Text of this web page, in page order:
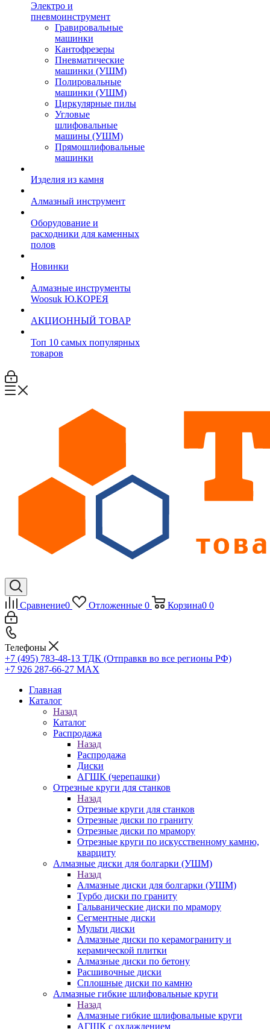
Электро и
пневмоинструмент
Гравировальные
машинки
Кантофрезеры
Пневматические
машинки (УШМ)
Полировальные
машинки (УШМ)
Циркулярные пилы
Угловые
шлифовальные
машины (УШМ)
Прямошлифовальные
машинки
Изделия из камня
Алмазный инструмент
Оборудование и
расходники для каменных
полов
Новинки
Алмазные инструменты
Woosuk Ю.КОРЕЯ
АКЦИОННЫЙ ТОВАР
Топ 10 самых популярных
товаров
Сравнение0 Отложенные 0 Корзина0 0
Телефоны
+7 (495) 783-48-13 ТДК (Отправкв во все регионы РФ)
+7 926 287-66-27 МАХ
Главная
Каталог
Назад
Каталог
Распродажа
Назад
Распродажа
Диски
АГШК (черепашки)
Отрезные круги для станков
Назад
Отрезные круги для станков
Отрезные диски по граниту
Отрезные диски по мрамору
Отрезные круги по искусственному камню,
кварциту
Алмазные диски для болгарки (УШМ)
Назад
Алмазные диски для болгарки (УШМ)
Турбо диски по граниту
Гальванические диски по мрамору
Сегментные диски
Мульти диски
Алмазные диски по керамограниту и
керамической плитки
Алмазные диски по бетону
Расшивочные диски
Сплошные диски по камню
Алмазные гибкие шлифовальные круги
Назад
Алмазные гибкие шлифовальные круги
АГШК с охлаждением